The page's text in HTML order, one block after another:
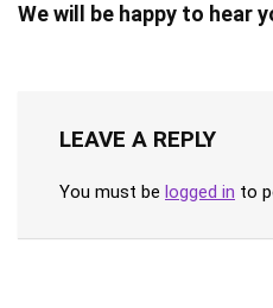
We will be happy to hear
LEAVE A REPLY
You must be logged in to